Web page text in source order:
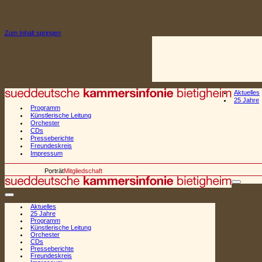
Zum Inhalt springen
Aktuelles
25 Jahre
Programm
Künstlerische Leitung
Orchester
CDs
Presseberichte
Freundeskreis
Impressum
PorträtMitgliedschaft
Navigationsmenü
Aktuelles
25 Jahre
Programm
Künstlerische Leitung
Orchester
CDs
Presseberichte
Freundeskreis